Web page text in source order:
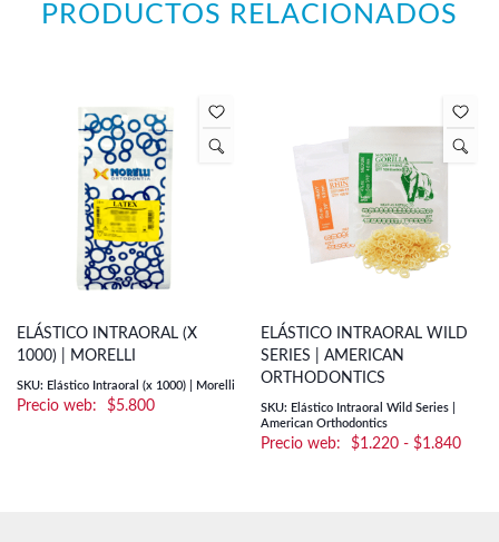
PRODUCTOS RELACIONADOS
ELÁSTICO INTRAORAL (X
1000) | MORELLI
SKU: Elástico Intraoral (x 1000) | Morelli
$5.800
ELÁSTICO INTRAORAL WILD
SERIES | AMERICAN
ORTHODONTICS
SKU: Elástico Intraoral Wild Series |
American Orthodontics
$1.220 - $1.840